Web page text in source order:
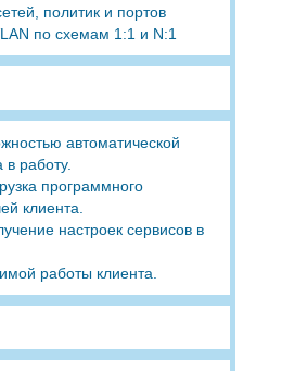
политик и портов
по схемам 1:1 и N:1
автоматической
в работу.
программного
клиента.
настроек сервисов в
работы клиента.